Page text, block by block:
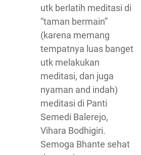
utk berlatih meditasi di
“taman bermain”
(karena memang
tempatnya luas banget
utk melakukan
meditasi, dan juga
nyaman and indah)
meditasi di Panti
Semedi Balerejo,
Vihara Bodhigiri.
Semoga Bhante sehat